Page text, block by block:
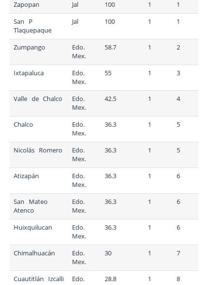
Zapopan Jal 100 1 1
San P
Tlaquepaque
Jal 100 1 1
Zumpango
Edo.
Mex.
58.7 1 2
Ixtapaluca
Edo.
Mex.
55 1 3
Valle de Chalco
Edo.
Mex.
42.5 1 4
Chalco
Edo.
Mex.
36.3 1 5
Nicolás Romero
Edo.
Mex.
36.3 1 5
Atizapán
Edo.
Mex.
36.3 1 6
San Mateo
Atenco
Edo.
Mex.
36.3 1 6
Huixquilucan
Edo.
Mex.
36.3 1 6
Chimalhuacán
Edo.
Mex.
30 1 7
Cuautitlán Izcalli
Edo.
28.8 1 8